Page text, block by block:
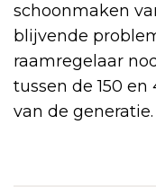
schoonmaken
blijvende
raamregelaar
tussen de 150
van de generatie.